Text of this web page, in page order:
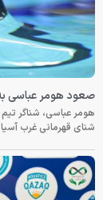
صعود هومر عباسی به فینال ۵۰ متر کرال پشت
شنای قهرمانی غرب آسیا (آستانه ۲۰۲۶) با ثبت زمان ۲۵.۶۷